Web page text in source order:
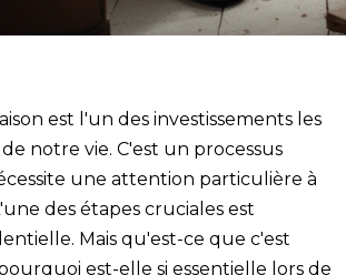
est l'un des investissements les
notre vie. C'est un processus
une attention particulière à
des étapes cruciales est
Mais qu'est-ce que c'est
est-elle si essentielle lors de